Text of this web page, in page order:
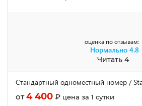
оценка по отзывам:
Нормально 4.8
Читать 4
Стандартный одноместный номер /
от4 400 ₽ цена за 1 сутки